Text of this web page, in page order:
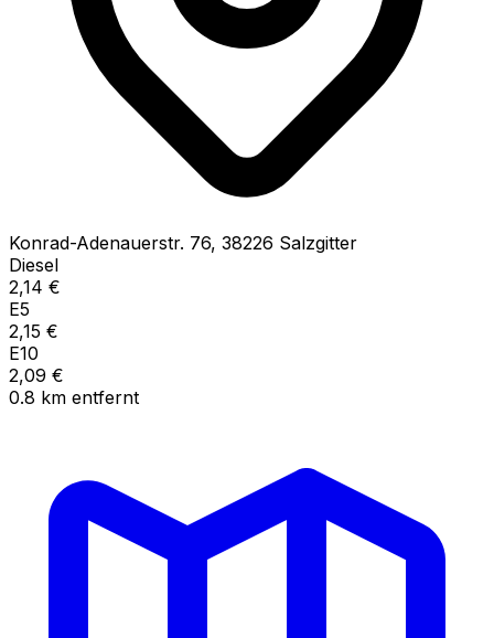
Konrad-Adenauerstr. 76, 38226 Salzgitter
Diesel
2,14 €
E5
2,15 €
E10
2,09 €
0.8 km entfernt